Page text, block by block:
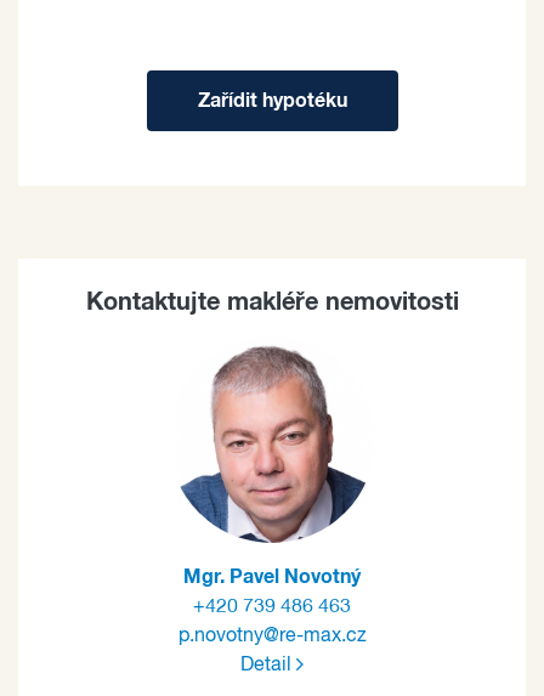
Zařídit hypotéku
Kontaktujte makléře nemovitosti
Mgr. Pavel Novotný
+420 739 486 463
p.novotny@re-max.cz
Detail